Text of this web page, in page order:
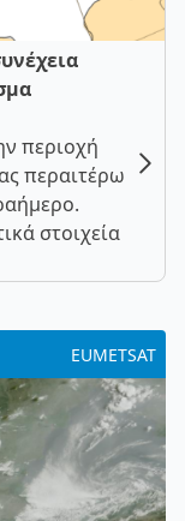
περιοχή
περαιτέρω
στοιχεία
EUMETSAT